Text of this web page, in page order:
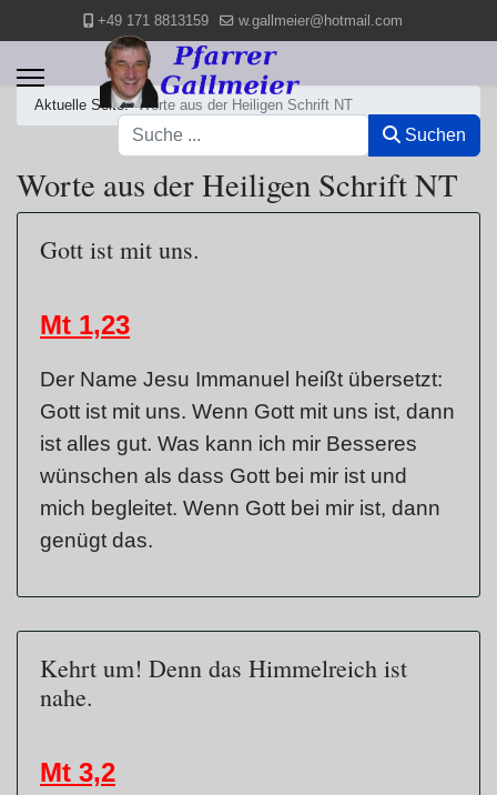
+49 171 8813159 w.gallmeier@hotmail.com
Suchen
Suchen
Aktuelle Seite:Worte aus der Heiligen Schrift NT
Worte aus der Heiligen Schrift NT
Gott ist mit uns.
Mt 1,23
Der Name Jesu Immanuel heißt übersetzt:
Gott ist mit uns. Wenn Gott mit uns ist, dann
ist alles gut. Was kann ich mir Besseres
wünschen als dass Gott bei mir ist und
mich begleitet. Wenn Gott bei mir ist, dann
genügt das.
Kehrt um! Denn das Himmelreich ist
nahe.
Mt 3,2